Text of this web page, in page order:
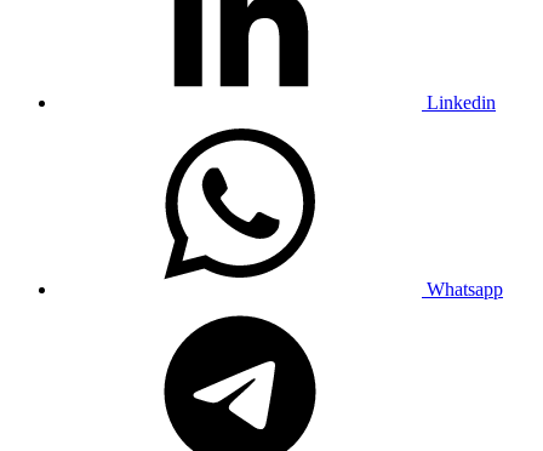
Linkedin
Whatsapp